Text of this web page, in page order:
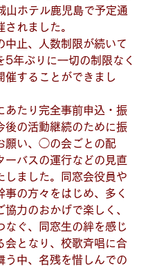
ホテル鹿児島で予定通
れました。
中止、人数制限が続いて
5年ぶりに一切の制限なく
催することができまし
あたり完全事前申込・振
後の活動継続のために振
願い、◯の会ごとの配
ーバスの運行などの見直
しました。同窓会役員や
事の方々をはじめ、多く
協力のおかげで楽しく、
なぐ、同窓生の絆を感じ
会となり、校歌斉唱に合
う中、名残を惜しんでの